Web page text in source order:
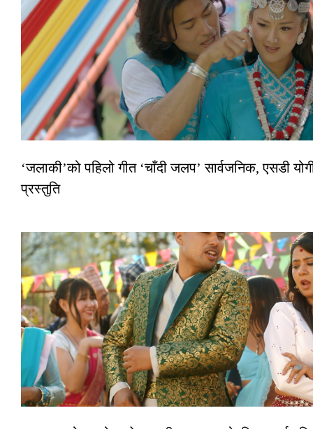
‘जलाकी’को पहिलो गीत ‘चाँदी जलप’ सार्वजनिक, एसडी
प्रस्तुति